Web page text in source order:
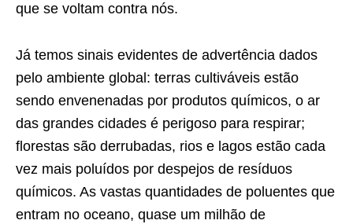
que se voltam contra nós.
Já temos sinais evidentes de advertência dados
pelo ambiente global: terras cultiváveis estão
sendo envenenadas por produtos químicos, o ar
das grandes cidades é perigoso para respirar;
florestas são derrubadas, rios e lagos estão cada
vez mais poluídos por despejos de resíduos
químicos. As vastas quantidades de poluentes que
entram no oceano, quase um milhão de